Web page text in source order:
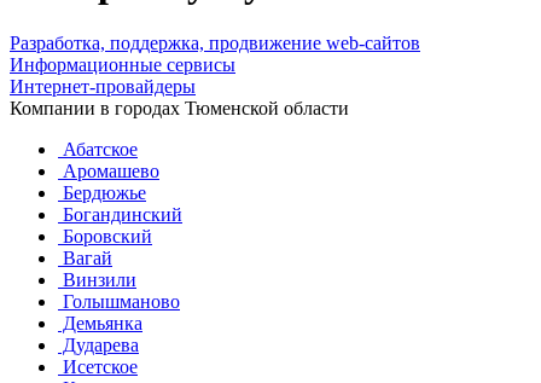
Разработка, поддержка, продвижение web-сайтов
Информационные сервисы
Интернет-провайдеры
Компании в городах Тюменской области
Абатское
Аромашево
Бердюжье
Богандинский
Боровский
Вагай
Винзили
Голышманово
Демьянка
Дударева
Исетское